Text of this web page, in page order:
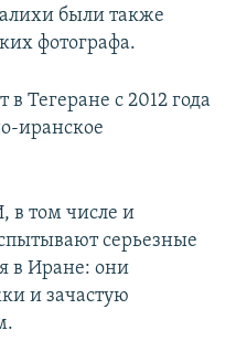
были также
фотографа.
в Тегеране с 2012 года
иранское
в том числе и
серьезные
в Иране: они
и зачастую